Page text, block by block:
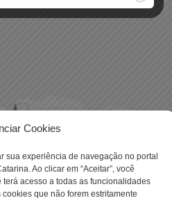
Cookies
sua experiência de navegação no portal
Ao clicar em “Aceitar”, você
acesso a todas as funcionalidades
que não forem estritamente